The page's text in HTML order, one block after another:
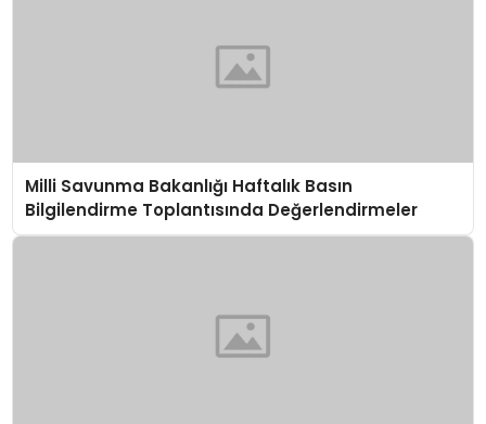
Milli Savunma Bakanlığı Haftalık Basın
Bilgilendirme Toplantısında Değerlendirmeler